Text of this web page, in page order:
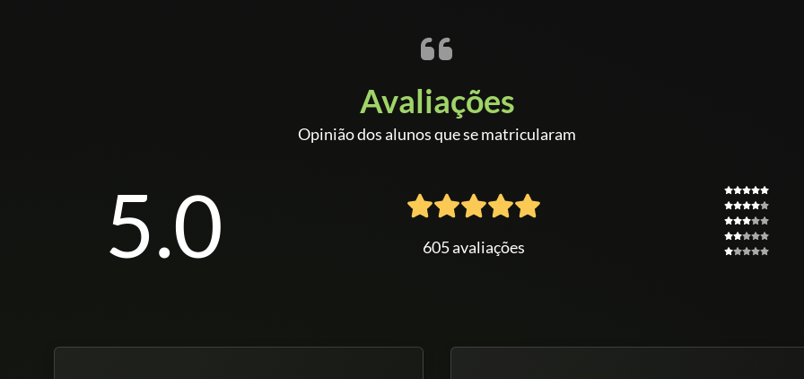
Avaliações
Opinião dos alunos que se matricularam
5.0 605 avaliações